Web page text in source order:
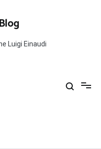
Luigi Einaudi